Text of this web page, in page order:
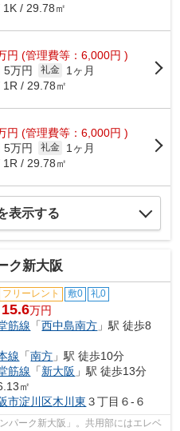
1K / 29.78㎡
円 (管理費等：6,000円 )
5万円 礼金
1ヶ月
1R / 29.78㎡
円 (管理費等：6,000円 )
5万円 礼金
1ヶ月
1R / 29.78㎡
表示する
ク新大阪
フリーレント 敷0 礼0
15.6万円
筋線 「西中島南方 」駅 徒歩8
線 「南方 」駅 徒歩10分
筋線 「新大阪 」駅 徒歩13分
㎡
市淀川区木川東 ３丁目６-６
パーク新大阪」。共用部にはエレベ